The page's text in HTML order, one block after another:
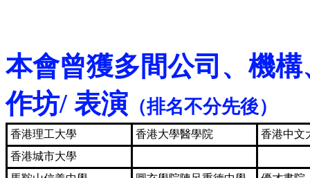
本會曾獲多間公司、機
作坊/ 表演 （排名不分先後）
香港理工大學 香港大學醫學院
香港中文
香港城市大學